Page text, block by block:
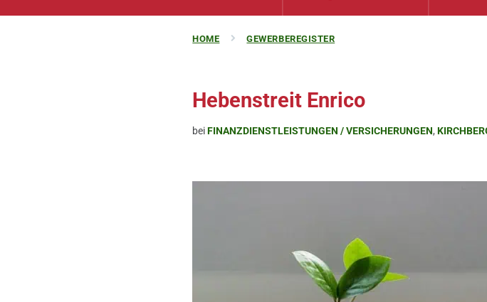
HOME GEWERBEREGISTER
Hebenstreit Enrico
beiFINANZDIENSTLEISTUNGEN / VERSICHERUNGEN,